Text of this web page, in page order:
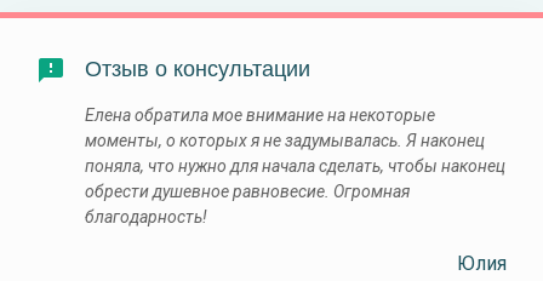
Отзыв о консультации
Елена обратила мое внимание на некоторые
моменты, о которых я не задумывалась. Я наконец
поняла, что нужно для начала сделать, чтобы наконец
обрести душевное равновесие. Огромная
благодарность!
Юлия